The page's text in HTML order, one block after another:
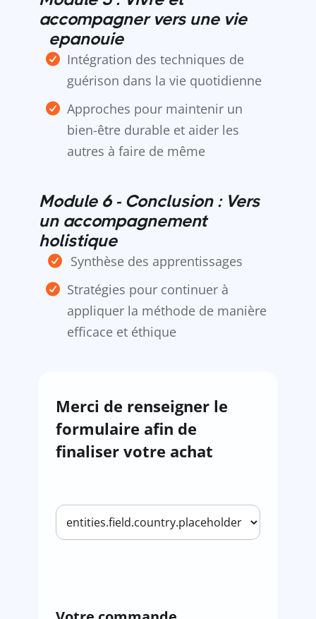
accompagner vers une vie
éepanouie
Intégration des techniques de
guérison dans la vie quotidienne
Approches pour maintenir un
bien-être durable et aider les
autres à faire de même
Module 6 - Conclusion : Vers
un accompagnement
holistique
Synthèse des apprentissages
Stratégies pour continuer à
appliquer la méthode de manière
efficace et éthique
Merci de renseigner le
formulaire afin de
finaliser votre achat